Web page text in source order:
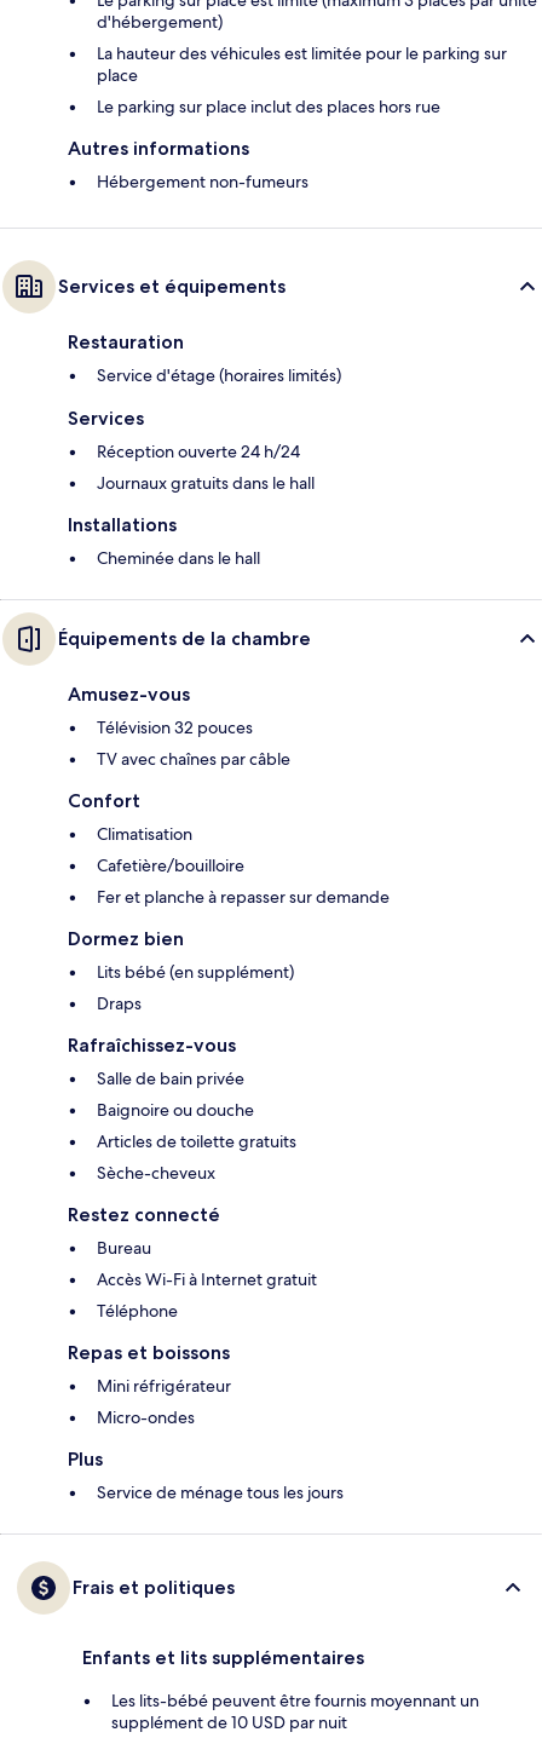
d'hébergement)
La hauteur des véhicules est limitée pour le parking sur
place
Le parking sur place inclut des places hors rue
Autres informations
Hébergement non-fumeurs
Services et équipements
Restauration
Service d'étage (horaires limités)
Services
Réception ouverte 24 h/24
Journaux gratuits dans le hall
Installations
Cheminée dans le hall
Équipements de la chambre
Amusez-vous
Télévision 32 pouces
TV avec chaînes par câble
Confort
Climatisation
Cafetière/bouilloire
Fer et planche à repasser sur demande
Dormez bien
Lits bébé (en supplément)
Draps
Rafraîchissez-vous
Salle de bain privée
Baignoire ou douche
Articles de toilette gratuits
Sèche-cheveux
Restez connecté
Bureau
Accès Wi-Fi à Internet gratuit
Téléphone
Repas et boissons
Mini réfrigérateur
Micro-ondes
Plus
Service de ménage tous les jours
Frais et politiques
Enfants et lits supplémentaires
Les lits-bébé peuvent être fournis moyennant un
supplément de 10 USD par nuit